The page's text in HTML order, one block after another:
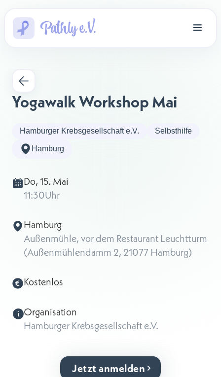
Yogawalk Workshop Mai
Hamburger Krebsgesellschaft e.V. Selbsthilfe
Hamburg
Do, 15. Mai
11:30Uhr
Hamburg
Außenmühle, vor dem Restaurant Leuchtturm
(Außenmühlendamm 2, 21077 Hamburg)
Kostenlos
Organisation
Hamburger Krebsgesellschaft e.V.
Jetzt anmelden